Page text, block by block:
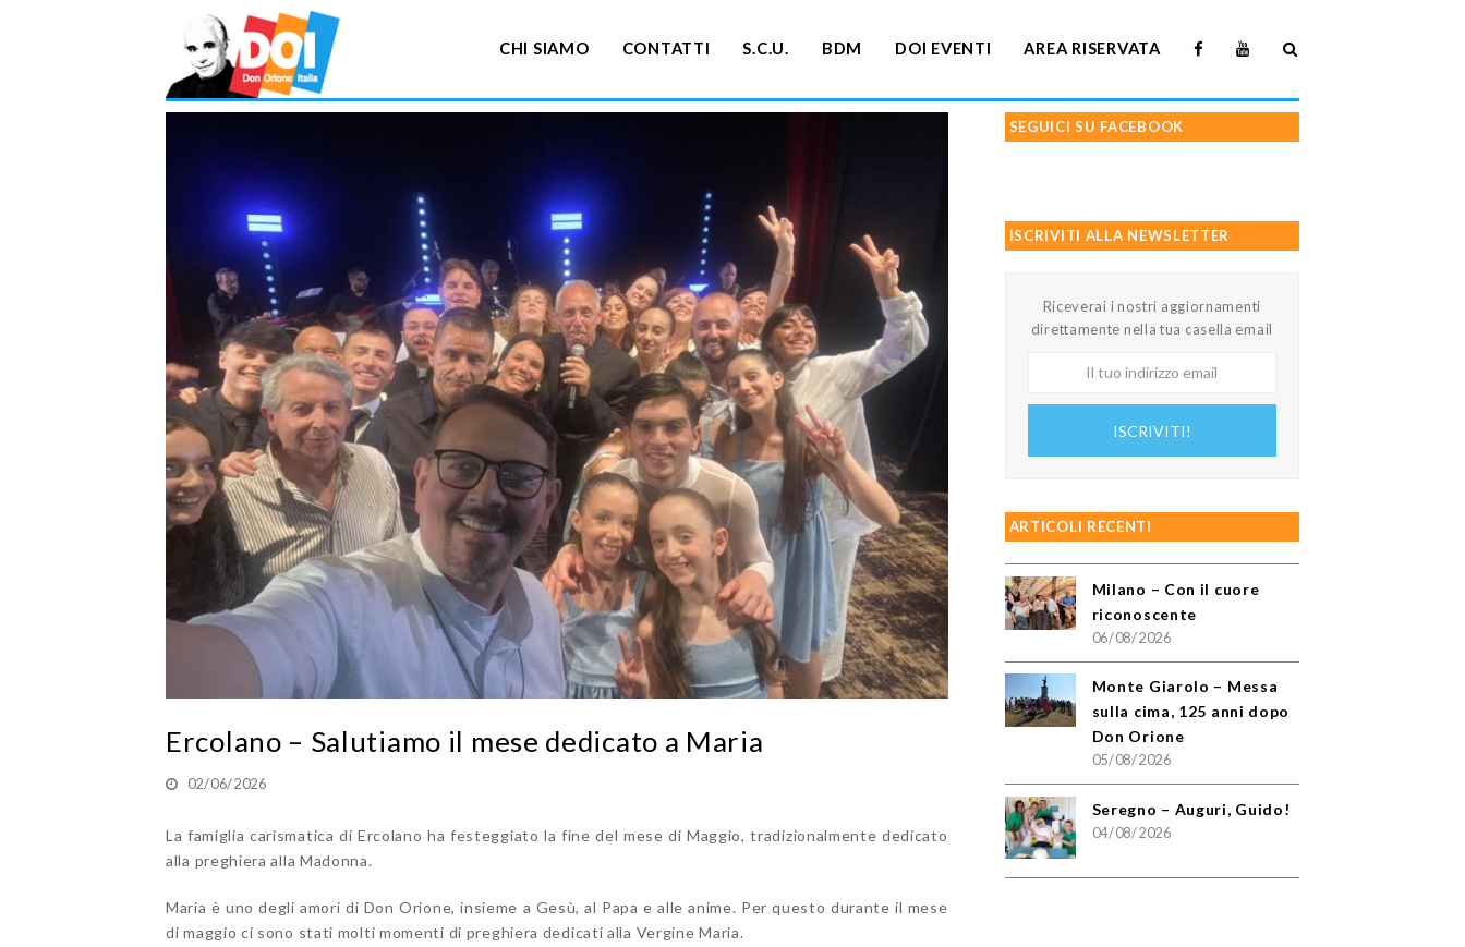
CHI SIAMO CONTATTI S.C.U. BDM DOI EVENTI AREA RISERVATA
Ercolano – Salutiamo il mese dedicato a Maria
02/06/2026
La famiglia carismatica di Ercolano ha festeggiato la fine del mese di Maggio, tradizionalmente dedicato
alla preghiera alla Madonna.
Maria è uno degli amori di Don Orione, insieme a Gesù, al Papa e alle anime. Per questo durante il mese
di maggio ci sono stati molti momenti di preghiera dedicati alla Vergine Maria.
SEGUICI SU FACEBOOK
ISCRIVITI ALLA NEWSLETTER
Riceverai i nostri aggiornamenti
direttamente nella tua casella email
ISCRIVITI!
ARTICOLI RECENTI
Milano – Con il cuore
riconoscente
06/08/2026
Monte Giarolo – Messa
sulla cima, 125 anni dopo
Don Orione
05/08/2026
Seregno – Auguri, Guido!
04/08/2026